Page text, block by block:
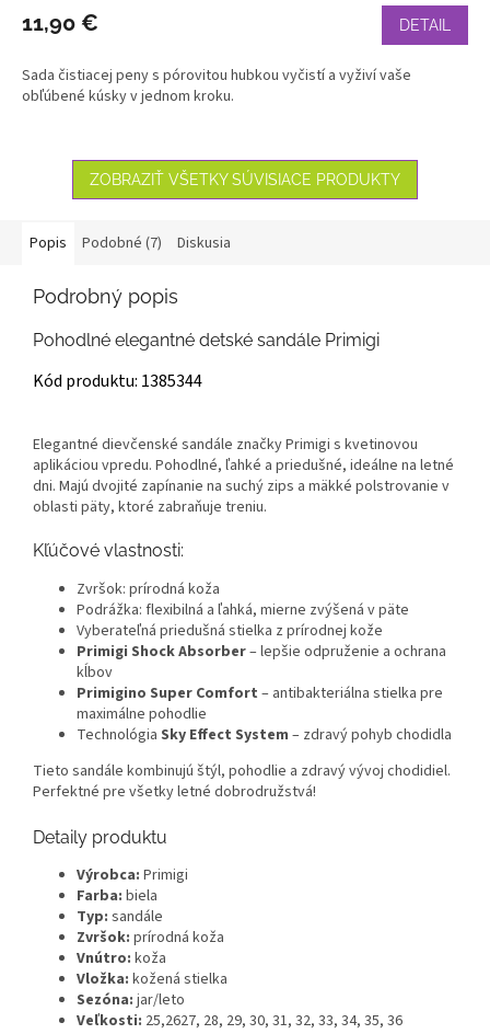
11,90 € DETAIL
Sada čistiacej peny s pórovitou hubkou vyčistí a vyživí vaše
obľúbené kúsky v jednom kroku.
ZOBRAZIŤ VŠETKY SÚVISIACE PRODUKTY
Popis Podobné (7) Diskusia
Podrobný popis
Pohodlné elegantné detské sandále Primigi
Kód produktu: 1385344
Elegantné dievčenské sandále značky Primigi s kvetinovou
aplikáciou vpredu. Pohodlné, ľahké a priedušné, ideálne na letné
dni. Majú dvojité zapínanie na suchý zips a mäkké polstrovanie v
oblasti päty, ktoré zabraňuje treniu.
Kľúčové vlastnosti:
Zvršok: prírodná koža
Podrážka: flexibilná a ľahká, mierne zvýšená v päte
Vyberateľná priedušná stielka z prírodnej kože
Primigi Shock Absorber– lepšie odpruženie a ochrana
kĺbov
Primigino Super Comfort – antibakteriálna stielka pre
maximálne pohodlie
Technológia Sky Effect System – zdravý pohyb chodidla
Tieto sandále kombinujú štýl, pohodlie a zdravý vývoj chodidiel.
Perfektné pre všetky letné dobrodružstvá!
Detaily produktu
Výrobca: Primigi
Farba: biela
Typ: sandále
Zvršok: prírodná koža
Vnútro: koža
Vložka: kožená stielka
Sezóna: jar/leto
Veľkosti: 25,2627, 28, 29, 30, 31, 32, 33, 34, 35, 36